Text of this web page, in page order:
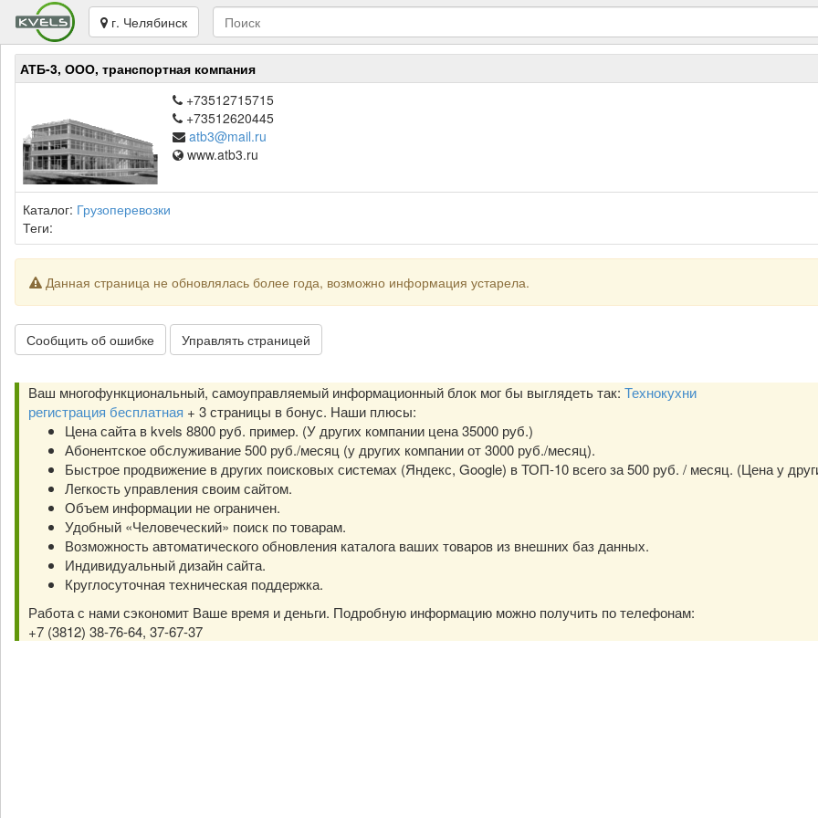
г. Челябинск
АТБ-3, ООО, транспортная компания
+73512715715
+73512620445
atb3@mail.ru
www.atb3.ru
Каталог: Грузоперевозки
Теги:
Данная страница не обновлялась более года, возможно информация устарела.
Сообщить об ошибке Управлять страницей
Ваш многофункциональный, самоуправляемый информационный блок мог бы выглядеть так: Технокухни
регистрация бесплатная + 3 страницы в бонус. Наши плюсы:
Цена сайта в kvels 8800 руб. пример. (У других компании цена 35000 руб.)
Абонентское обслуживание 500 руб./месяц (у других компании от 3000 руб./месяц).
Быстрое продвижение в других поисковых системах (Яндекс, Google) в ТОП-10 всего за 500 руб. / месяц. (Цена у
Легкость управления своим сайтом.
Объем информации не ограничен.
Удобный «Человеческий» поиск по товарам.
Возможность автоматического обновления каталога ваших товаров из внешних баз данных.
Индивидуальный дизайн сайта.
Круглосуточная техническая поддержка.
Работа с нами сэкономит Ваше время и деньги. Подробную информацию можно получить по телефонам:
+7 (3812) 38-76-64, 37-67-37